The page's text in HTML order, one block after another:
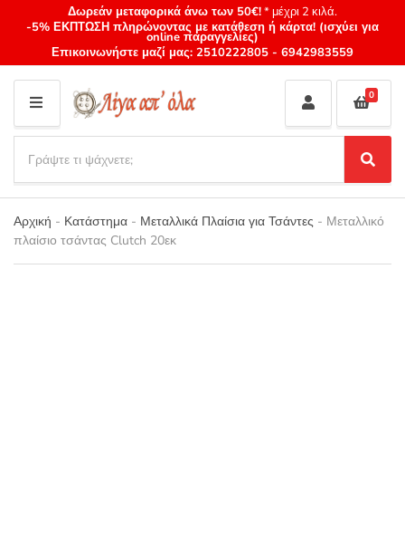
Δωρεάν μεταφορικά άνω των 50€!* μέχρι 2 κιλά.
-5% ΕΚΠΤΩΣΗ πληρώνοντας με κατάθεση ή κάρτα! (ισχύει για
online παραγγελίες)
Επικοινωνήστε μαζί μας: 2510222805 - 6942983559
M
E
N
U
Category
name
a
r
c
h
p
S
e
a
r
0
Αρχική - Κατάστημα - Μεταλλικά Πλαίσια για Τσάντες - Μεταλλικό
πλαίσιο τσάντας Clutch 20εκ